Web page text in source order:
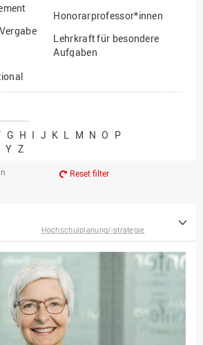
und
Honorarprofessor*innen
Lehrkraft für besondere
Aufgaben
Professor*innen im
G H I J K L M N O P
Y Z
Reset filter
Hochschulplanung/-strategie